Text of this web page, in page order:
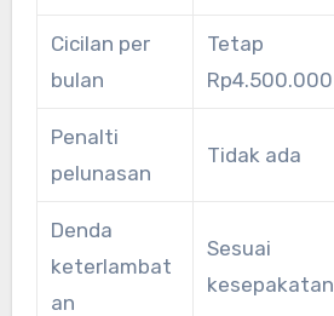
Cicilan per
bulan
Tetap
Rp4.500.000
Penalti
pelunasan
Tidak ada
Denda
keterlambat
an
Sesuai
kesepakatan